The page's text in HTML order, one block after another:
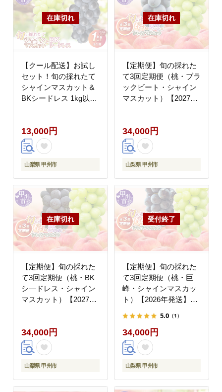
【クール配送】お試し
セット！旬の採れたて
シャインマスカット＆
BKシードレス 1kg以上
13,000円
山梨県 甲州市
【定期便】旬の採れた
て3回定期便（桃・ブラ
ックビート・シャイン
マスカット）【2027年
34,000円
山梨県 甲州市
【定期便】旬の採れた
て3回定期便（桃・BK
シ―ドレス・シャイン
マスカット）【2027年
34,000円
山梨県 甲州市
【定期便】旬の採れた
て3回定期便（桃・巨
峰・シャインマスカッ
ト）【2026年発送】
5.0 （1）
34,000円
山梨県 甲州市